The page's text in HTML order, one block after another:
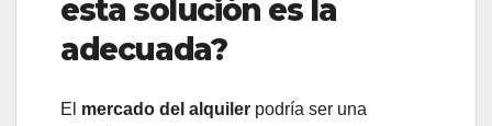
esta solución es la
adecuada?
El mercado del alquiler podría ser una